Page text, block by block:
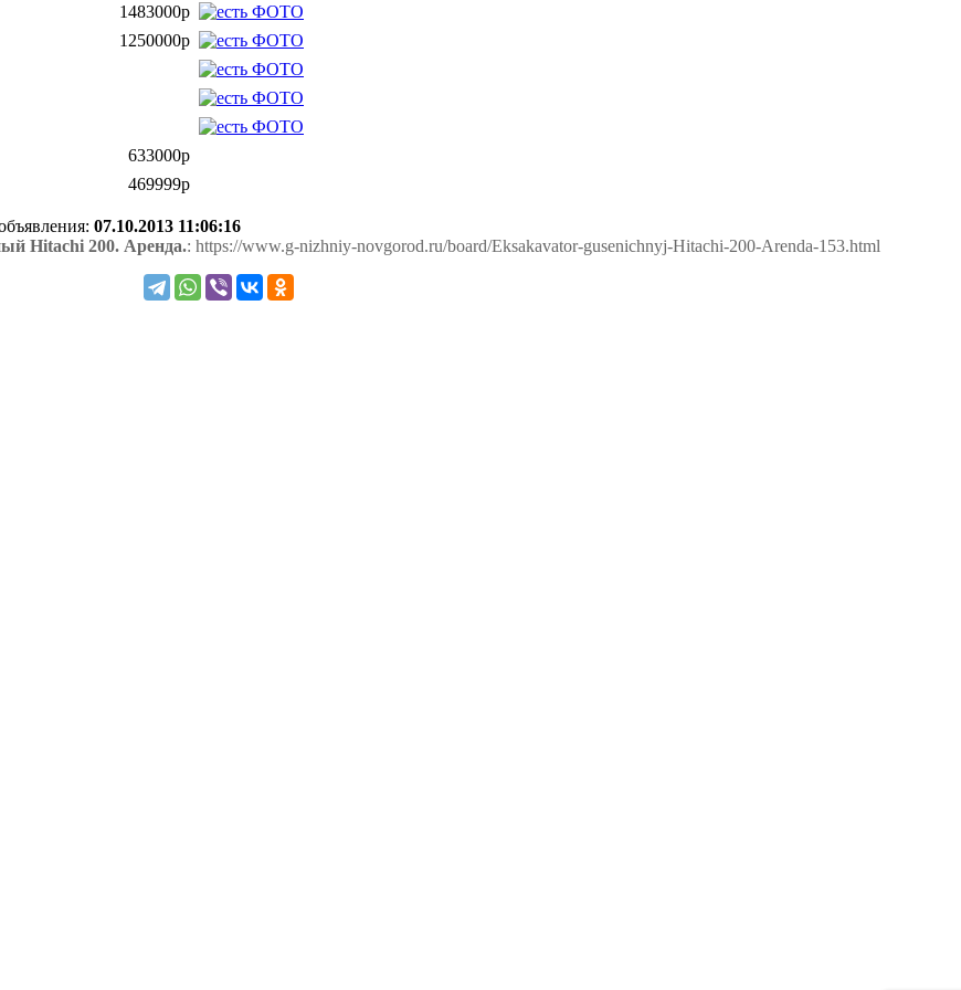
1483000р
1250000р
633000р
469999р
07.10.2013 11:06:16
Hitachi 200. Аренда.: https://www.g-nizhniy-novgorod.ru/board/Eksakavator-gusenichnyj-Hitachi-200-Arenda-153.html